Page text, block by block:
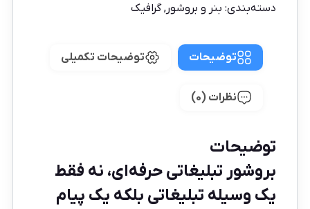
دسته‌بندی: بنر و بروشور,گرافیک
توضیحات توضیحات تکمیلی
نظرات (0)
توضیحات
بروشور تبلیغاتی حرفه‌ای، نه فقط
یک وسیله تبلیغاتی بلکه یک پیام